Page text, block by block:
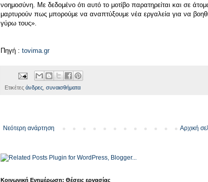
νοημοσύνη. Με δεδομένο ότι αυτό το μοτίβο παρατηρείται και σε
μαρτυρούν πως μπορούμε να αναπτύξουμε νέα εργαλεία για να
γύρω τους».
Πηγή : tovima.gr
Ετικέτες άνδρες συναισθήματα
Νεότερη ανάρτηση Αρχική
Κοινωνική Ενημέρωση: Θέσεις εργασίας